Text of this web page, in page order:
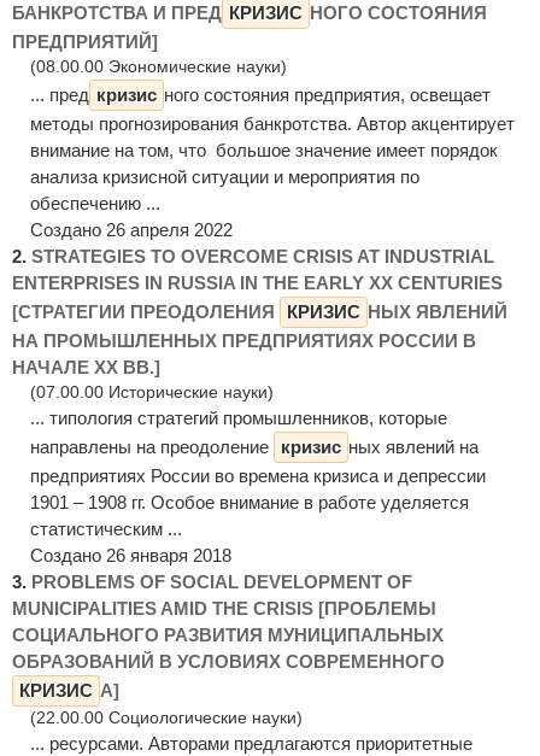
БАНКРОТСТВА И ПРЕД КРИЗИС НОГО СОСТОЯНИЯ
ПРЕДПРИЯТИЙ]
(08.00.00 Экономические науки)
... пред кризис ного состояния предприятия, освещает
методы прогнозирования банкротства. Автор акцентирует
внимание на том, что большое значение имеет порядок
анализа кризисной ситуации и мероприятия по
обеспечению ...
Создано 26 апреля 2022
2. STRATEGIES TO OVERCOME CRISIS AT INDUSTRIAL
ENTERPRISES IN RUSSIA IN THE EARLY XX CENTURIES
[СТРАТЕГИИ ПРЕОДОЛЕНИЯ
КРИЗИС НЫХ ЯВЛЕНИЙ
НА ПРОМЫШЛЕННЫХ ПРЕДПРИЯТИЯХ РОССИИ В
НАЧАЛЕ ХХ ВВ.]
(07.00.00 Исторические науки)
... типология стратегий промышленников, которые
направлены на преодоление
кризис ных явлений на
предприятиях России во времена кризиса и депрессии
1901 – 1908 гг. Особое внимание в работе уделяется
статистическим ...
Создано 26 января 2018
3. PROBLEMS OF SOCIAL DEVELOPMENT OF
MUNICIPALITIES AMID THE CRISIS [ПРОБЛЕМЫ
СОЦИАЛЬНОГО РАЗВИТИЯ МУНИЦИПАЛЬНЫХ
ОБРАЗОВАНИЙ В УСЛОВИЯХ СОВРЕМЕННОГО
КРИЗИС А]
(22.00.00 Социологические науки)
... ресурсами. Авторами предлагаются приоритетные